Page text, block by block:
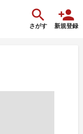
さがす 新規登録